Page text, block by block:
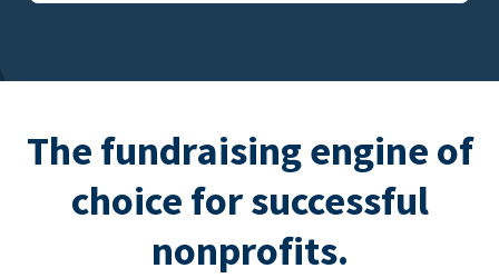
The fundraising engine of
choice for successful
nonprofits.